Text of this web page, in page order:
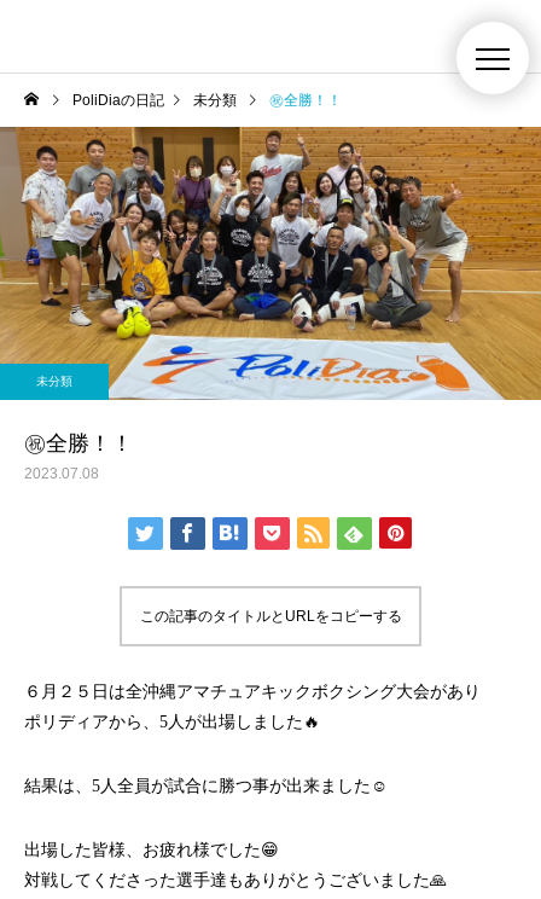
PoliDiaの日記 未分類 ㊗全勝！！
未分類
㊗全勝！！
2023.07.08
この記事のタイトルとURLをコピーする
６月２５日は全沖縄アマチュアキックボクシング大会があり
ポリディアから、5人が出場しました🔥
結果は、5人全員が試合に勝つ事が出来ました☺️
出場した皆様、お疲れ様でした😁
対戦してくださった選手達もありがとうございました🙏